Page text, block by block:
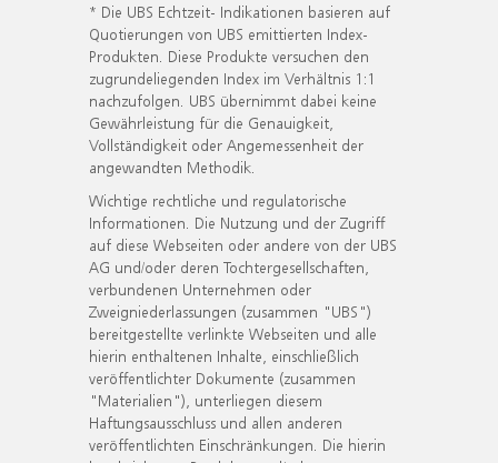
* Die UBS Echtzeit- Indikationen basieren auf
Quotierungen von UBS emittierten Index-
Produkten. Diese Produkte versuchen den
zugrundeliegenden Index im Verhältnis 1:1
nachzufolgen. UBS übernimmt dabei keine
Gewährleistung für die Genauigkeit,
Vollständigkeit oder Angemessenheit der
angewandten Methodik.
Wichtige rechtliche und regulatorische
Informationen. Die Nutzung und der Zugriff
auf diese Webseiten oder andere von der UBS
AG und/oder deren Tochtergesellschaften,
verbundenen Unternehmen oder
Zweigniederlassungen (zusammen "UBS")
bereitgestellte verlinkte Webseiten und alle
hierin enthaltenen Inhalte, einschließlich
veröffentlichter Dokumente (zusammen
"Materialien"), unterliegen diesem
Haftungsausschluss und allen anderen
veröffentlichten Einschränkungen. Die hierin